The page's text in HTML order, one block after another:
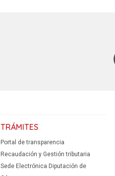
TRÁMITES
Portal de transparencia
Recaudación y Gestión tributaria
Sede Electrónica Diputación de